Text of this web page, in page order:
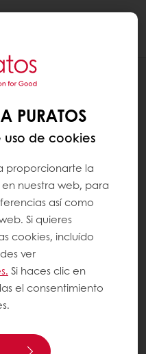
PURATOS
de cookies
proporcionarte la
nuestra web, para
así como
Si quieres
cookies, incluído
ver
Si haces clic en
el consentimiento